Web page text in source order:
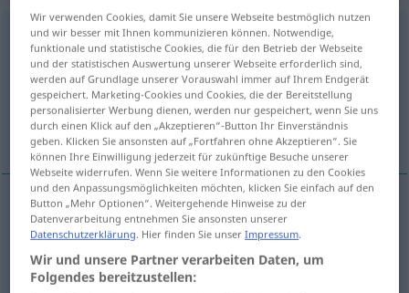
cvakotm
Übersicht aller Übersetzungen
(Für mehr Details die Übersetzung anklicken/antippen)
Klappern, Ticken
Klappernn cvakot
Ticken n cvakot
Wir verwenden Cookies, damit Sie unsere Webseite bestmöglich nutzen
und wir besser mit Ihnen kommunizieren können. Notwendige,
funktionale und statistische Cookies, die für den Betrieb der Webseite
und der statistischen Auswertung unserer Webseite erforderlich sind,
werden auf Grundlage unserer Vorauswahl immer auf Ihrem Endgerät
gespeichert. Marketing-Cookies und Cookies, die der Bereitstellung
personalisierter Werbung dienen, werden nur gespeichert, wenn Sie uns
durch einen Klick auf den „Akzeptieren“-Button Ihr Einverständnis
geben. Klicken Sie ansonsten auf „Fortfahren ohne Akzeptieren“. Sie
können Ihre Einwilligung jederzeit für zukünftige Besuche unserer
Webseite widerrufen. Wenn Sie weitere Informationen zu den Cookies
und den Anpassungsmöglichkeiten möchten, klicken Sie einfach auf den
Button „Mehr Optionen“. Weitergehende Hinweise zu der
Datenverarbeitung entnehmen Sie ansonsten unserer
Datenschutzerklärung. Hier finden Sie unserImpressum.
Wir und unsere Partner verarbeiten Daten, um
Folgendes bereitzustellen: